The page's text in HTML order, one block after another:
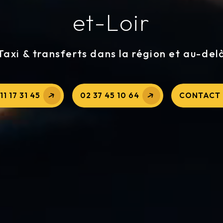
et-Loir
& transferts dans la région et au-
17 31 45 02 37 45 10 64 CONTACT